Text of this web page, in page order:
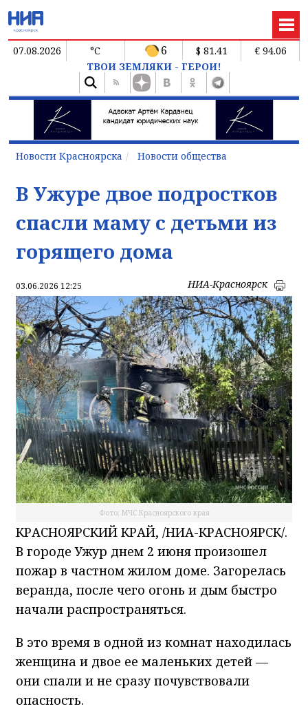
07.08.2026 °C 6 $ 81.41
€ 94.06
ТВОИ ЗЕМЛЯКИ - ГЕРОИ!
Новости Красноярска Новости общества
В Ужуре двое подростков
спасли маму с детьми из
горящего дома
03.06.2026 12:25 НИА-Красноярск
Фото: МЧС Красноярского края
КРАСНОЯРСКИЙ КРАЙ, /НИА-КРАСНОЯРСК/.
В городе Ужур днем 2 июня произошел
пожар в частном жилом доме. Загорелась
веранда, после чего огонь и дым быстро
начали распространяться.
В это время в одной из комнат находилась
женщина и двое ее маленьких детей —
они спали и не сразу почувствовали
опасность.